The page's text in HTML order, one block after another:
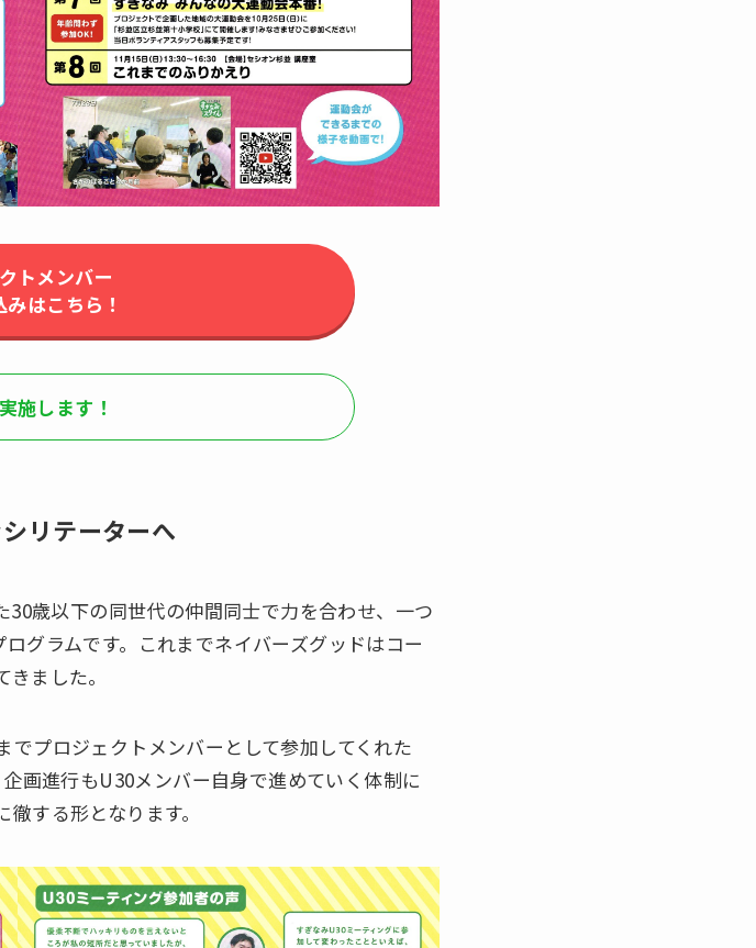
トメンバー
はこちら！
施します！
リテーターへ
歳以下の同世代の仲間同士で力を合わせ、一つ
グラムです。これまでネイバーズグッドはコー
ました。
プロジェクトメンバーとして参加してくれた
画進行もU30メンバー自身で進めていく体制に
する形となります。